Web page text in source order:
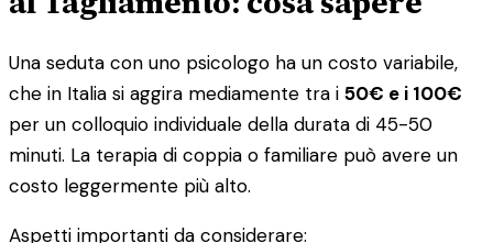
Una seduta con uno psicologo ha un costo variabile,
che in Italia si aggira mediamente tra i 50€ e i 100€
per un colloquio individuale della durata di 45-50
minuti. La terapia di coppia o familiare può avere un
costo leggermente più alto.
Aspetti importanti da considerare: